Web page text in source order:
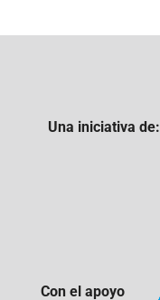
Una iniciativa de:
Con el apoyo